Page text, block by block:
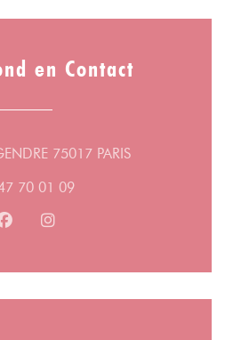
en Contact
75017 PARIS((opent in een
70 01 09
Facebook ((opent in een nieuw
Instagram ((opent in een